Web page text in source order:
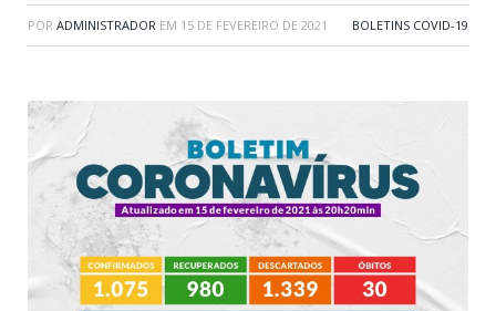
POR ADMINISTRADOR EM 15 DE FEVEREIRO DE 2021 BOLETINS COVID-19